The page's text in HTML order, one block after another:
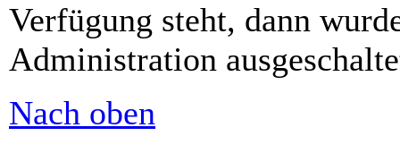
Verfügung steht, dann
Administration
Nach oben